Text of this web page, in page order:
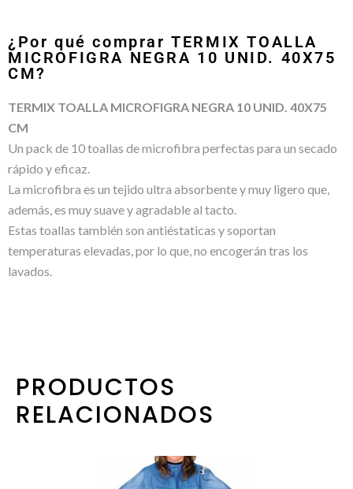
¿Por qué comprar TERMIX TOALLA
MICROFIGRA NEGRA 10 UNID. 40X75
CM?
TERMIX TOALLA MICROFIGRA NEGRA 10 UNID. 40X75
CM
Un pack de 10 toallas de microfibra perfectas para un secado
rápido y eficaz.
La microfibra es un tejido ultra absorbente y muy ligero que,
además, es muy suave y agradable al tacto.
Estas toallas también son antiéstaticas y soportan
temperaturas elevadas, por lo que, no encogerán tras los
lavados.
PRODUCTOS
RELACIONADOS